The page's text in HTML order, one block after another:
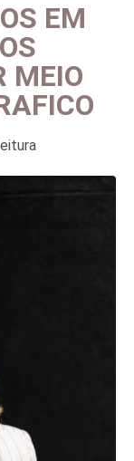
EM
MEIO